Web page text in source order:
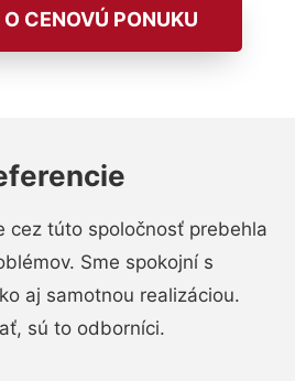
CENOVÚ PONUKU
cez túto spoločnosť prebehla
Sme spokojní s
aj samotnou realizáciou.
sú to odborníci.